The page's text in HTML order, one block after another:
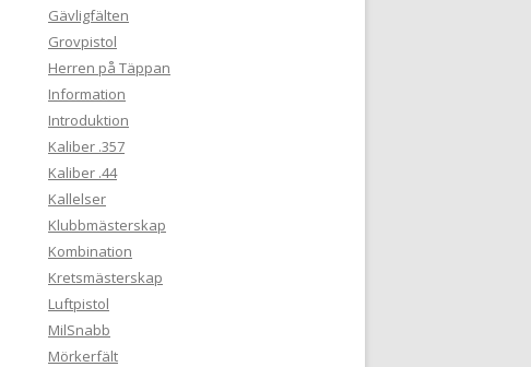
Gävligfälten
Grovpistol
Herren på Täppan
Information
Introduktion
Kaliber .357
Kaliber .44
Kallelser
Klubbmästerskap
Kombination
Kretsmästerskap
Luftpistol
MilSnabb
Mörkerfält